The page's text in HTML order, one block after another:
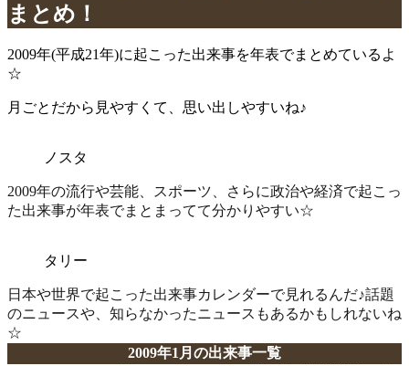
まとめ！
2009年(平成21年)に起こった出来事を年表でまとめているよ
☆
月ごとだから見やすくて、思い出しやすいね♪
ノスタ
2009年の流行や芸能、スポーツ、さらに政治や経済で起こっ
た出来事が年表でまとまってて分かりやすい☆
タリー
日本や世界で起こった出来事カレンダーで見れるんだ♪話題
のニュースや、知らなかったニュースもあるかもしれないね
☆
2009年1月の出来事一覧